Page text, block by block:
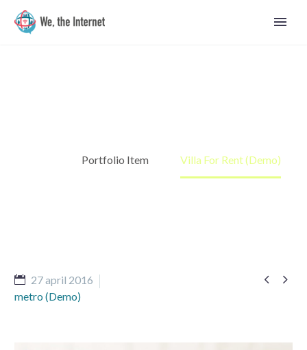
Svenska
Portfolio Item Villa For Rent (Demo)
 
27 april 2016
metro (Demo)